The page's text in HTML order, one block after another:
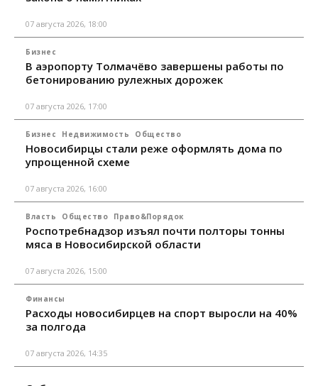
07 августа 2026, 18:00
Бизнес
В аэропорту Толмачёво завершены работы по
бетонированию рулежных дорожек
07 августа 2026, 17:00
Бизнес Недвижимость Общество
Новосибирцы стали реже оформлять дома по
упрощенной схеме
07 августа 2026, 16:00
Власть Общество Право&Порядок
Роспотребнадзор изъял почти полторы тонны
мяса в Новосибирской области
07 августа 2026, 15:00
Финансы
Расходы новосибирцев на спорт выросли на 40%
за полгода
07 августа 2026, 14:35